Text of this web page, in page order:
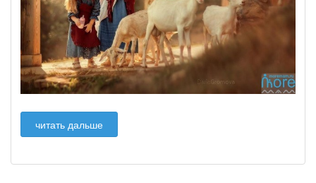
читать дальше